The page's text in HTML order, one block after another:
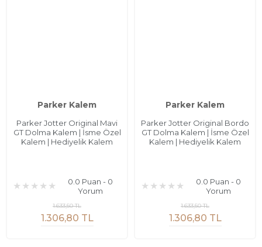
Parker Kalem
Parker Jotter Original Mavi
GT Dolma Kalem | İsme Özel
Kalem | Hediyelik Kalem
0.0 Puan - 0
Yorum
1.306,80 TL
1.633,50 TL
Parker Kalem
Parker Jotter Original Bordo
GT Dolma Kalem | İsme Özel
Kalem | Hediyelik Kalem
0.0 Puan - 0
Yorum
1.306,80 TL
1.633,50 TL